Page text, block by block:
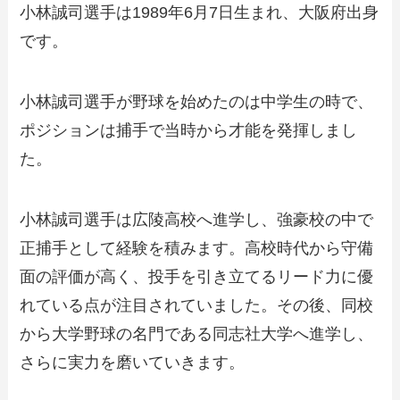
小林誠司選手は1989年6月7日生まれ、大阪府出身
です。
小林誠司選手が野球を始めたのは中学生の時で、
ポジションは捕手で当時から才能を発揮しまし
た。
小林誠司選手は広陵高校へ進学し、強豪校の中で
正捕手として経験を積みます。高校時代から守備
面の評価が高く、投手を引き立てるリード力に優
れている点が注目されていました。その後、同校
から大学野球の名門である同志社大学へ進学し、
さらに実力を磨いていきます。